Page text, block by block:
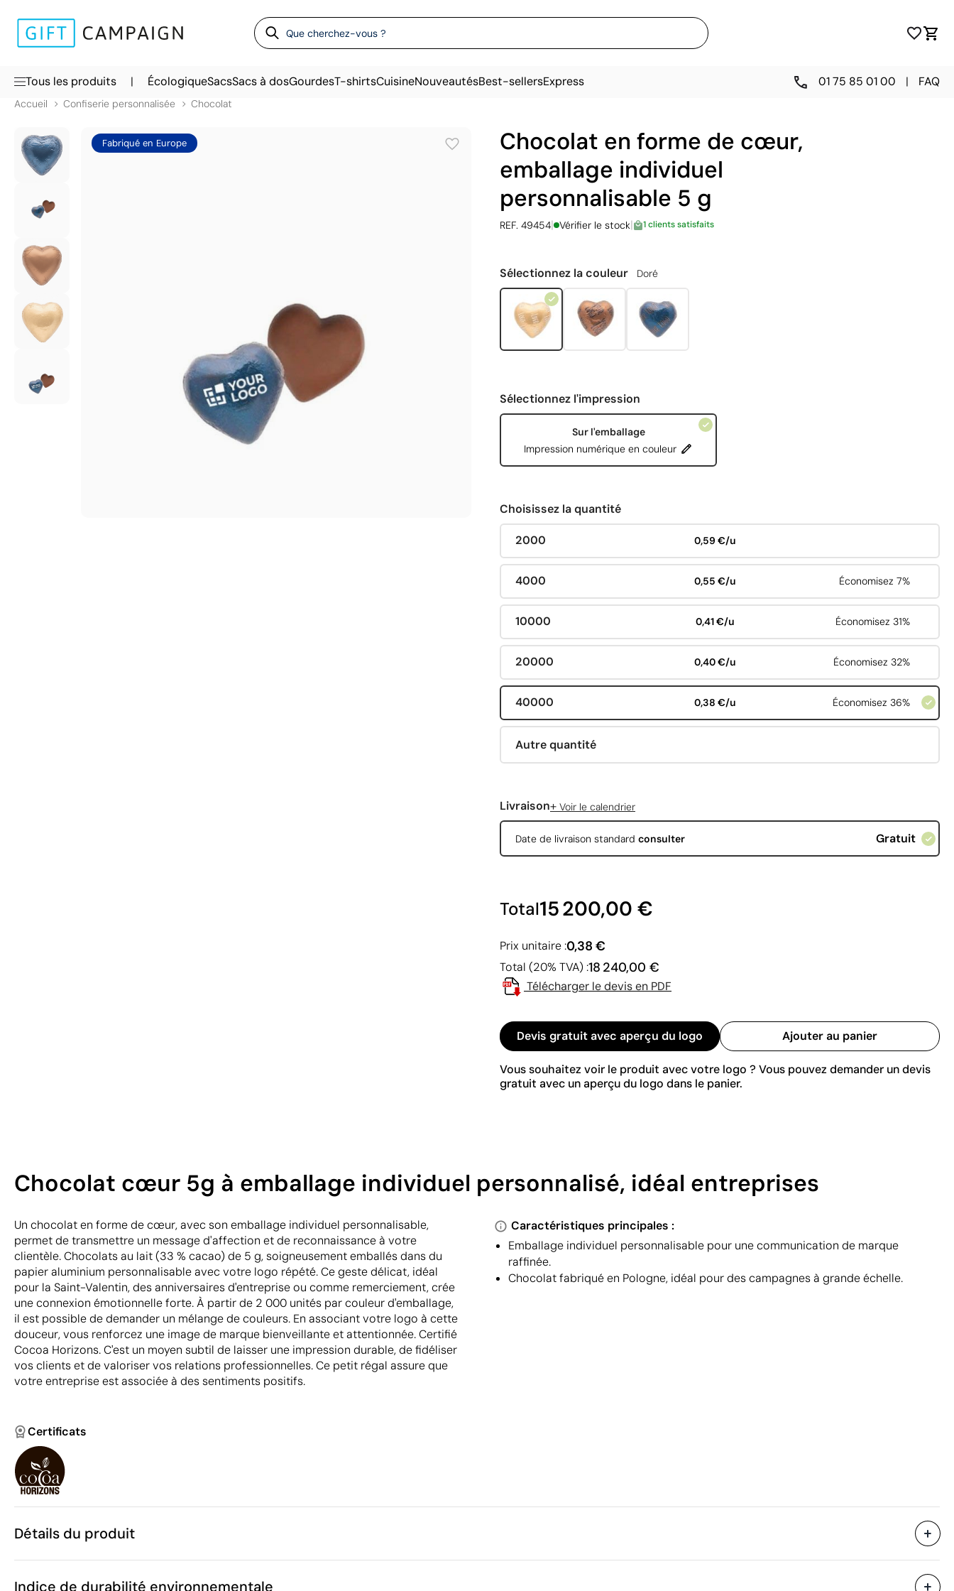
Tous les produits | ÉcologiqueSacsSacs à dosGourdesT-shirtsCuisineNouveautésBest-sellersExpress 01 75 85 01 00 | FAQ
Accueil Confiserie personnalisée Chocolat
Fabriqué en Europe
Chocolat en forme de cœur,
emballage individuel
personnalisable 5 g
REF. 49454| Vérifier le stock| 1 clients satisfaits
Sélectionnez la couleur Doré
Sélectionnez l'impression
Sur l'emballage
Impression numérique en couleur
Choisissez la quantité
2000 0,59 €/u
4000 0,55 €/u Économisez 7%
10000 0,41 €/u Économisez 31%
20000 0,40 €/u Économisez 32%
40000 0,38 €/u Économisez 36%
Autre quantité
Livraison+ Voir le calendrier
Date de livraison standard consulter Gratuit
Total15 200,00 €
Prix unitaire :0,38 €
Total (20% TVA) :18 240,00 €
Télécharger le devis en PDF
Devis gratuit avec aperçu du logo Ajouter au panier
Vous souhaitez voir le produit avec votre logo ? Vous pouvez demander un devis
gratuit avec un aperçu du logo dans le panier.
Chocolat cœur 5g à emballage individuel personnalisé, idéal entreprises
Un chocolat en forme de cœur, avec son emballage individuel personnalisable,
permet de transmettre un message d'affection et de reconnaissance à votre
clientèle. Chocolats au lait (33 % cacao) de 5 g, soigneusement emballés dans du
papier aluminium personnalisable avec votre logo répété. Ce geste délicat, idéal
pour la Saint-Valentin, des anniversaires d'entreprise ou comme remerciement, crée
une connexion émotionnelle forte. À partir de 2 000 unités par couleur d'emballage,
il est possible de demander un mélange de couleurs. En associant votre logo à cette
douceur, vous renforcez une image de marque bienveillante et attentionnée. Certifié
Cocoa Horizons. C'est un moyen subtil de laisser une impression durable, de fidéliser
vos clients et de valoriser vos relations professionnelles. Ce petit régal assure que
votre entreprise est associée à des sentiments positifs.
Caractéristiques principales :
Emballage individuel personnalisable pour une communication de marque
raffinée.
Chocolat fabriqué en Pologne, idéal pour des campagnes à grande échelle.
Certificats
Détails du produit
Caractéristiques
49454
Emballage
Indice de durabilité environnementale